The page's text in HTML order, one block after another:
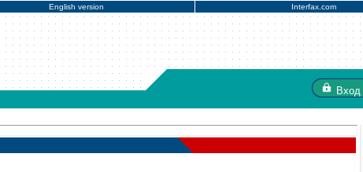
English version Interfax.com
Вход